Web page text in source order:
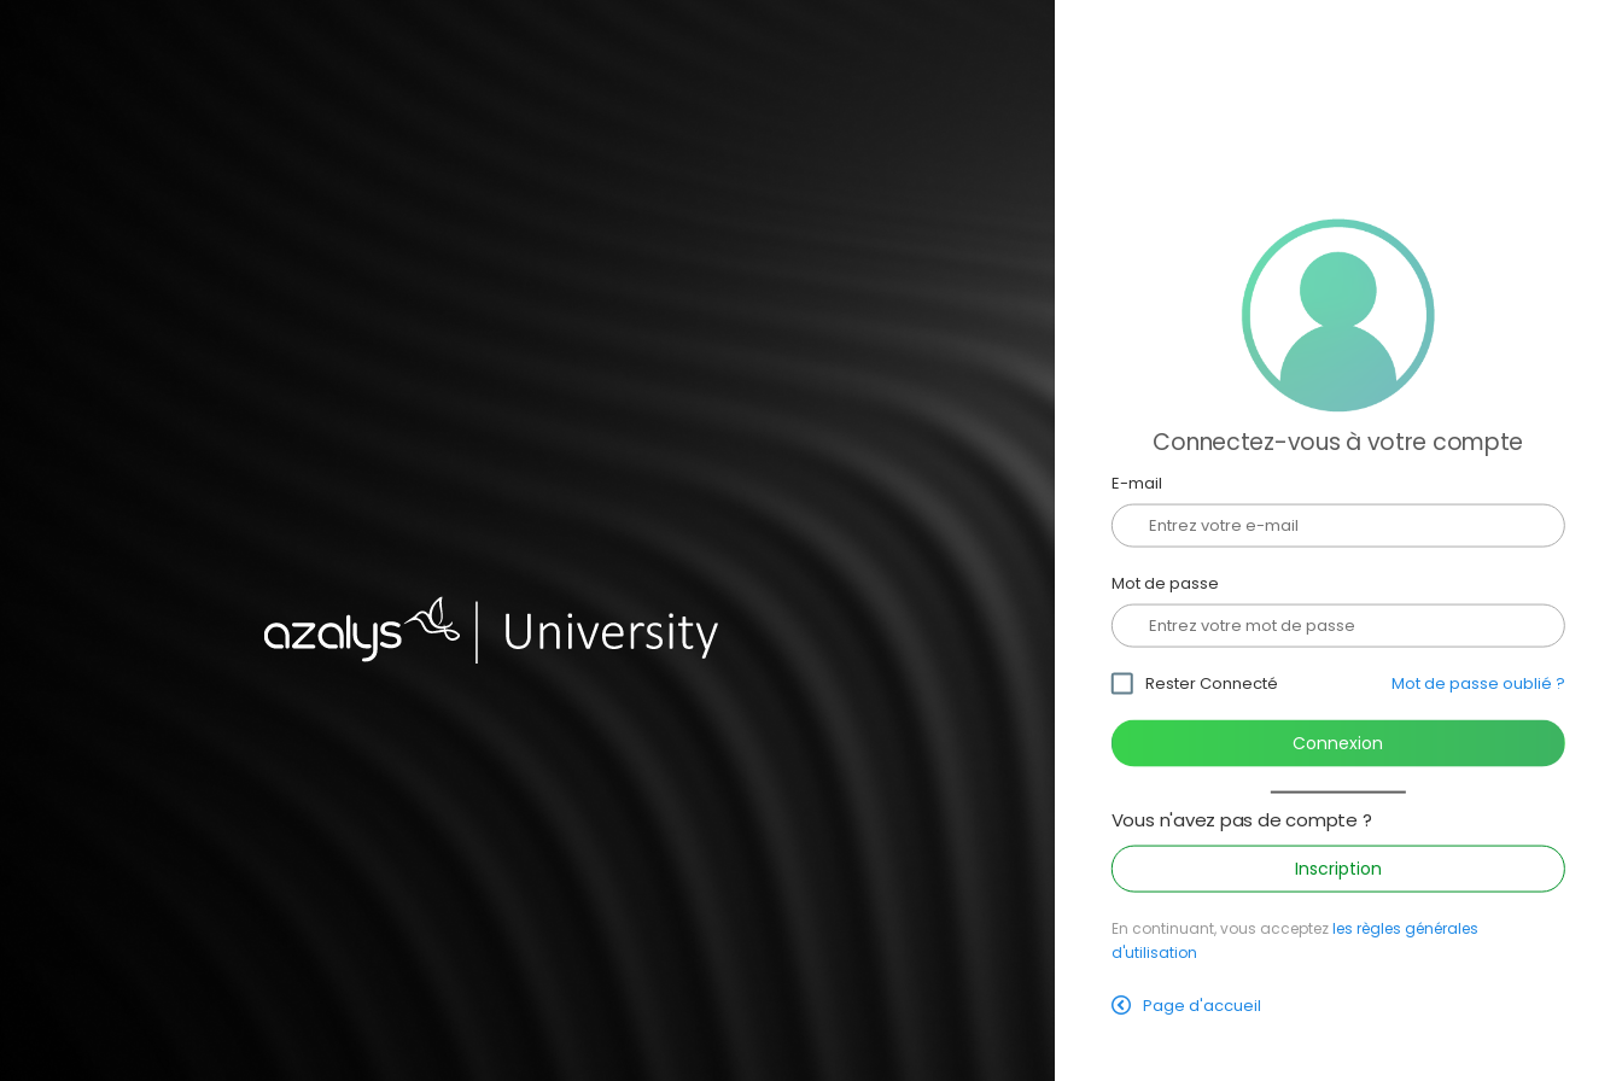
Connectez-vous à votre compte
E-mail
Mot de passe
Rester Connecté Mot de passe oublié ?
Connexion
Vous n'avez pas de compte ?
Inscription
En continuant, vous acceptezles règles générales
d'utilisation
Page d'accueil